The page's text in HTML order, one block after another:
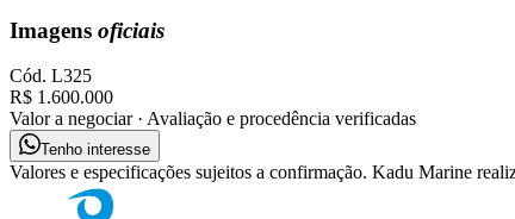
Imagens oficiais
Cód. L325
R$ 1.600.000
Valor a negociar · Avaliação e procedência verificadas
Tenho interesse
Valores e especificações sujeitos a confirmação. Kadu Marine